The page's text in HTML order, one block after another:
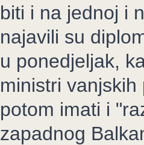
biti i na jednoj i
najavili su
u ponedjeljak,
ministri
potom imati i
zapadnog